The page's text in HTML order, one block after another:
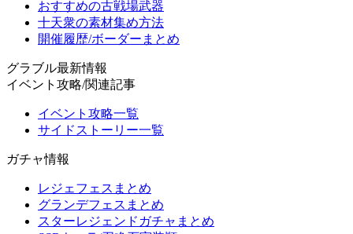
おすすめの古戦場武器
十天衆の素材集め方法
開催履歴/ボーダーまとめ
グラブル最新情報
イベント攻略/関連記事
イベント攻略一覧
サイドストーリー一覧
ガチャ情報
レジェフェスまとめ
グランデフェスまとめ
スターレジェンドガチャまとめ